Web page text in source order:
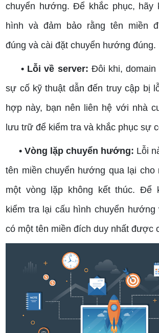
chuyển hướng. Để khắc phục, hãy
hình và đảm bảo rằng tên miền
đúng và cài đặt chuyển hướng đúng.
• Lỗi về server: Đôi khi, domain
sự cố kỹ thuật dẫn đến truy cập bị
hợp này, bạn nên liên hệ với nhà
lưu trữ để kiểm tra và khắc phục sự
• Vòng lặp chuyển hướng: Lỗi
tên miền chuyển hướng qua lại cho
một vòng lặp không kết thúc. Để
kiểm tra lại cấu hình chuyển hướng
có một tên miền đích duy nhất được